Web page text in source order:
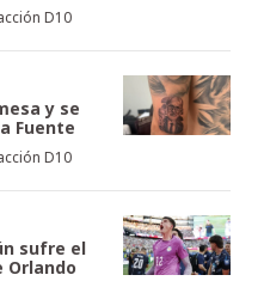
D10
y se
Fuente
D10
sufre el
Orlando